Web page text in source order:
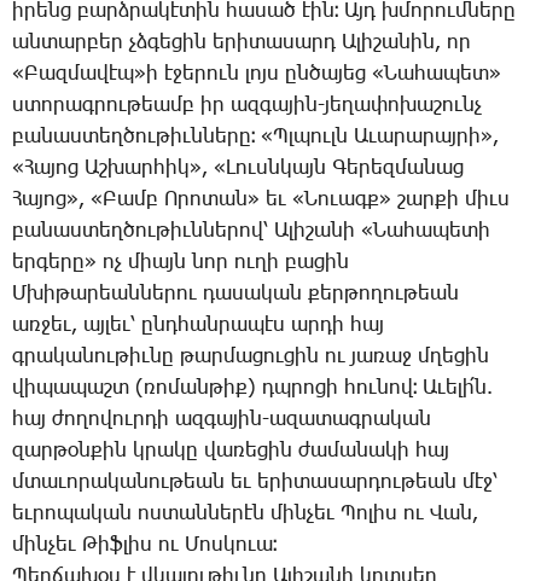
ի­րենց բարձ­րա­կէ­տին հա­սած էին։ Այդ խմո­րում­նե­րը
ան­տար­բեր չձգե­ցին ե­րի­տա­սարդ Ա­լի­շա­նին, որ
«­Բազ­մա­վէպ»ի է­ջե­րուն լոյս ըն­ծա­յեց «­Նա­հա­պետ»
ստո­րագ­րու­թեամբ իր ազ­գա­յին-յե­ղա­փո­խա­շունչ
բա­նաս­տեղ­ծու­թիւն­նե­րը։ «Պլ­պուլն Ա­ւա­րա­րայ­րի»,
«­Հա­յոց Աշ­խար­հիկ», «­Լուսն­կայն ­Գե­րեզ­մա­նաց
­Հա­յոց», «­Բամբ Ո­րո­տան» եւ «­Նո­ւագք» շար­քի միւս
բա­նաս­տեղ­ծու­թիւն­նե­րով՝ Ա­լի­շա­նի «­Նա­հա­պե­տի
եր­գե­րը» ոչ միայն նոր ու­ղի բա­ցին
Մ­խի­թա­րեան­նե­րու դա­սա­կան քեր­թո­ղու­թեան
առ­ջեւ, այ­լեւ՝ ընդ­հան­րա­պէս ար­դի հայ
գրա­կա­նու­թիւ­նը թար­մա­ցու­ցին ու յա­ռաջ մղե­ցին
վի­պա­պաշտ (ռո­ման­թիք) դպրո­ցի հու­նով։ Ա­ւե­լի՛ն.
հայ ժո­ղո­վուր­դի ազ­գա­յին-ա­զա­տագ­րա­կան
զար­թօն­քին կրա­կը վա­ռե­ցին ժա­մա­նա­կի հայ
մտա­ւո­րա­կա­նու­թեան եւ ե­րի­տա­սար­դու­թեան մէջ՝
եւ­րո­պա­կան ոս­տան­նե­րէն մին­չեւ ­Պո­լիս ու ­Վան,
մին­չեւ ­Թիֆ­լիս ու ­Մոս­կո­ւա։
­Պեր­ճա­խօս է վկա­յու­թիւ­նը Ա­լի­շա­նի կրտսեր